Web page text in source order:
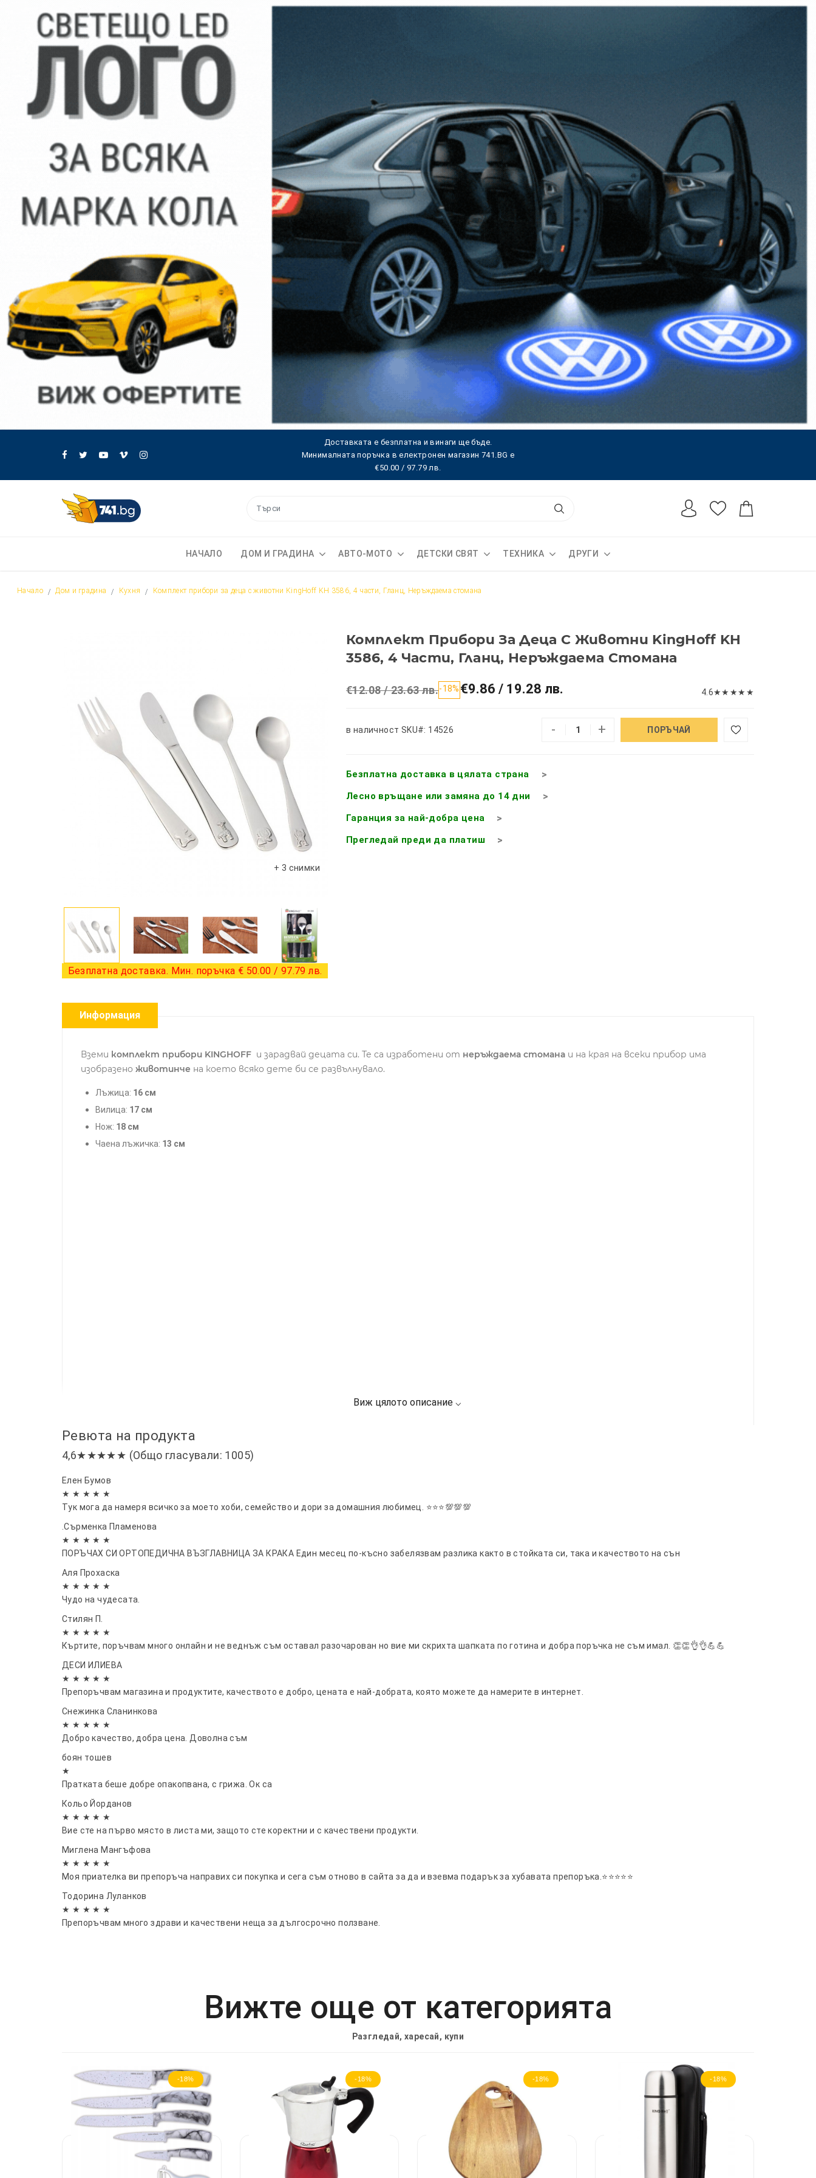
Доставката е безплатна и винаги ще бъде.
Минималната поръчка в електронен магазин 741.BG е
€50.00 / 97.79 лв.
НАЧАЛО ДОМ И ГРАДИНА АВТО-МОТО ДЕТСКИ СВЯТ ТЕХНИКА ДРУГИ
Начало Дом и градина Кухня Комплект прибори за деца с животни KingHoff KH 3586, 4 части, Гланц, Неръждаема стомана
+ 3 снимки
Безплатна доставка. Мин. поръчка € 50.00 / 97.79 лв.
Комплект Прибори За Деца С Животни KingHoff KH
3586, 4 Части, Гланц, Неръждаема Стомана
€12.08 / 23.63 лв.-18% €9.86 / 19.28 лв. 4.6★★ ★★ ★
в наличност SKU#: 14526 - + ПОРЪЧАЙ
Безплатна доставка в цялата страна
Лесно връщане или замяна до 14 дни
Гаранция за най-добра цена
Прегледай преди да платиш
Информация
Вземи комплект прибори KINGHOFF и зарадвай децата си. Те са изработени от неръждаема стомана и на края на всеки прибор има
изобразено животинче на което всяко дете би се развълнувало.
Лъжица: 16 см
Вилица: 17 см
Нож: 18 см
Чаена лъжичка: 13 см
Ревюта на продукта
4,6★★★★★ (Общо гласували: 1005)
Елен Бумов
★ ★ ★ ★ ★
Тук мога да намеря всичко за моето хоби, семейство и дори за домашния любимец. ⭐⭐⭐💯💯💯
.Сърменка Пламенова
★ ★ ★ ★ ★
ПОРЪЧАХ СИ ОРТОПЕДИЧНА ВЪЗГЛАВНИЦА ЗА КРАКА Един месец по-късно забелязвам разлика както в стойката си, така и качеството на сън
Аля Прохаска
★ ★ ★ ★ ★
Чудо на чудесата.
Стилян П.
★ ★ ★ ★ ★
Къртите, поръчвам много онлайн и не веднъж съм оставал разочарован но вие ми скрихта шапката по готина и добра поръчка не съм имал. 👏👏👌👌💪💪
ДЕСИ ИЛИЕВА
★ ★ ★ ★ ★
Препоръчвам магазина и продуктите, качеството е добро, цената е най-добрата, която можете да намерите в интернет.
Снежинка Сланинкова
★ ★ ★ ★ ★
Добро качество, добра цена. Доволна съм
боян тошев
★
Пратката беше добре опакопвана, с грижа. Ок са
Кольо Йорданов
★ ★ ★ ★ ★
Вие сте на първо място в листа ми, защото сте коректни и с качествени продукти.
Миглена Мангъфова
★ ★ ★ ★ ★
Моя приателка ви препоръча направих си покупка и сега съм отново в сайта за да и взевма подарък за хубавата препоръка.⭐⭐⭐⭐⭐
Тодорина Луланков
★ ★ ★ ★ ★
Препоръчвам много здрави и качествени неща за дългосрочно ползване.
Вижте още от категорията
Разгледай, харесай, купи
-18% -18% -18% -18%